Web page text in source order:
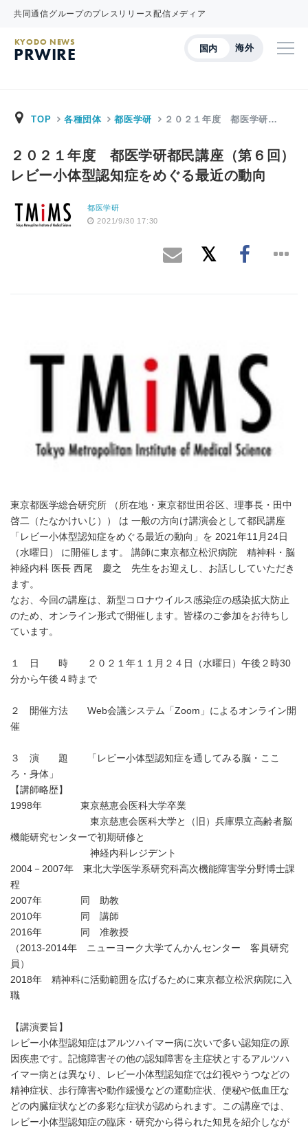
共同通信グループのプレスリリース配信メディア
国内 海外
KYODO NEWS
PRWIRE
TOP 各種団体 都医学研 ２０２１年度 都医学研…
２０２１年度 都医学研都民講座（第６回）
レビー小体型認知症をめぐる最近の動向
都医学研
2021/9/30 17:30
東京都医学総合研究所 （所在地・東京都世田谷区、理事長・田中
啓二（たなかけいじ）） は 一般の方向け講演会として都民講座
「レビー小体型認知症をめぐる最近の動向」を 2021年11月24日
（水曜日） に開催します。 講師に東京都立松沢病院 精神科・脳
神経内科 医長 西尾 慶之 先生をお迎えし、お話ししていただき
ます。
なお、今回の講座は、新型コロナウイルス感染症の感染拡大防止
のため、オンライン形式で開催します。皆様のご参加をお待ちし
ています。
１ 日 時 ２０２１年１１月２４日（水曜日）午後２時30
分から午後４時まで
２ 開催方法 Web会議システム「Zoom」によるオンライン開
催
３ 演 題 「レビー小体型認知症を通してみる脳・ここ
ろ・身体」
【講師略歴】
1998年 東京慈恵会医科大学卒業
東京慈恵会医科大学と（旧）兵庫県立高齢者脳
機能研究センターで初期研修と
神経内科レジデント
2004－2007年 東北大学医学系研究科高次機能障害学分野博士課
程
2007年 同 助教
2010年 同 講師
2016年 同 准教授
（2013-2014年 ニューヨーク大学てんかんセンター 客員研究
員）
2018年 精神科に活動範囲を広げるために東京都立松沢病院に入
職
【講演要旨】
レビー小体型認知症はアルツハイマー病に次いで多い認知症の原
因疾患です。記憶障害その他の認知障害を主症状とするアルツハ
イマー病とは異なり、レビー小体型認知症では幻視やうつなどの
精神症状、歩行障害や動作緩慢などの運動症状、便秘や低血圧な
どの内臓症状などの多彩な症状が認められます。この講座では、
レビー小体型認知症の臨床・研究から得られた知見を紹介しなが